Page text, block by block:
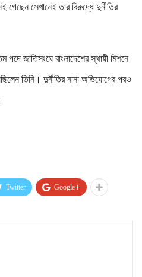
গেছেন সেখানেই তার বিরুদ্ধে দুর্নীতির
জাতিসংঘে বাংলাদেশের স্থায়ী মিশনে
তিনি। দুর্নীতির নানা অভিযোগের পরও
Twitter Google+